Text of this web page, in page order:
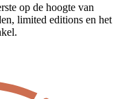
op de hoogte van
limited editions en het